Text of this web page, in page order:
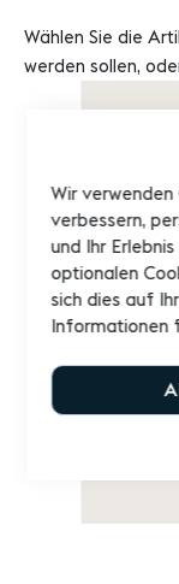
Wir verwenden
verbessern,
und Ihr
optionalen
sich dies auf
Informationen
Wählen Sie die
werden sollen,